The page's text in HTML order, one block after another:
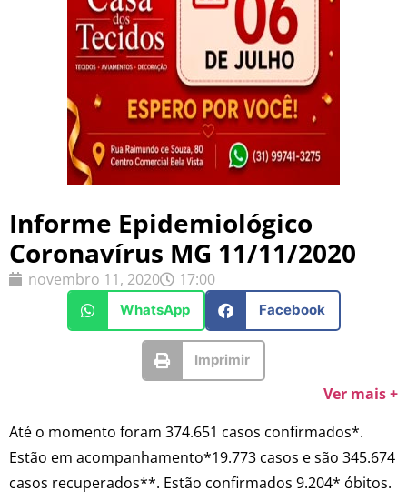
Informe Epidemiológico
Coronavírus MG 11/11/2020
novembro 11, 2020 17:00
WhatsApp Facebook
Imprimir
Ver mais +
Até o momento foram 374.651 casos confirmados*.
Estão em acompanhamento*19.773 casos e são 345.674
casos recuperados**. Estão confirmados 9.204* óbitos.